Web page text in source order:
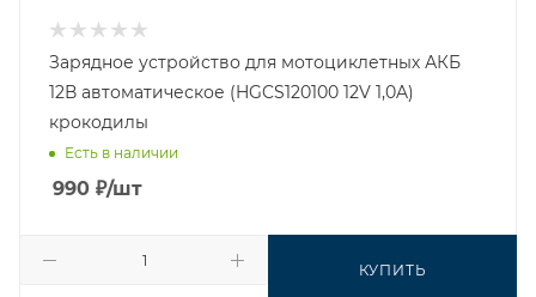
Зарядное устройство для мотоциклетных АКБ
12В автоматическое (HGCS120100 12V 1,0A)
крокодилы
Есть в наличии
990 ₽/шт
КУПИТЬ